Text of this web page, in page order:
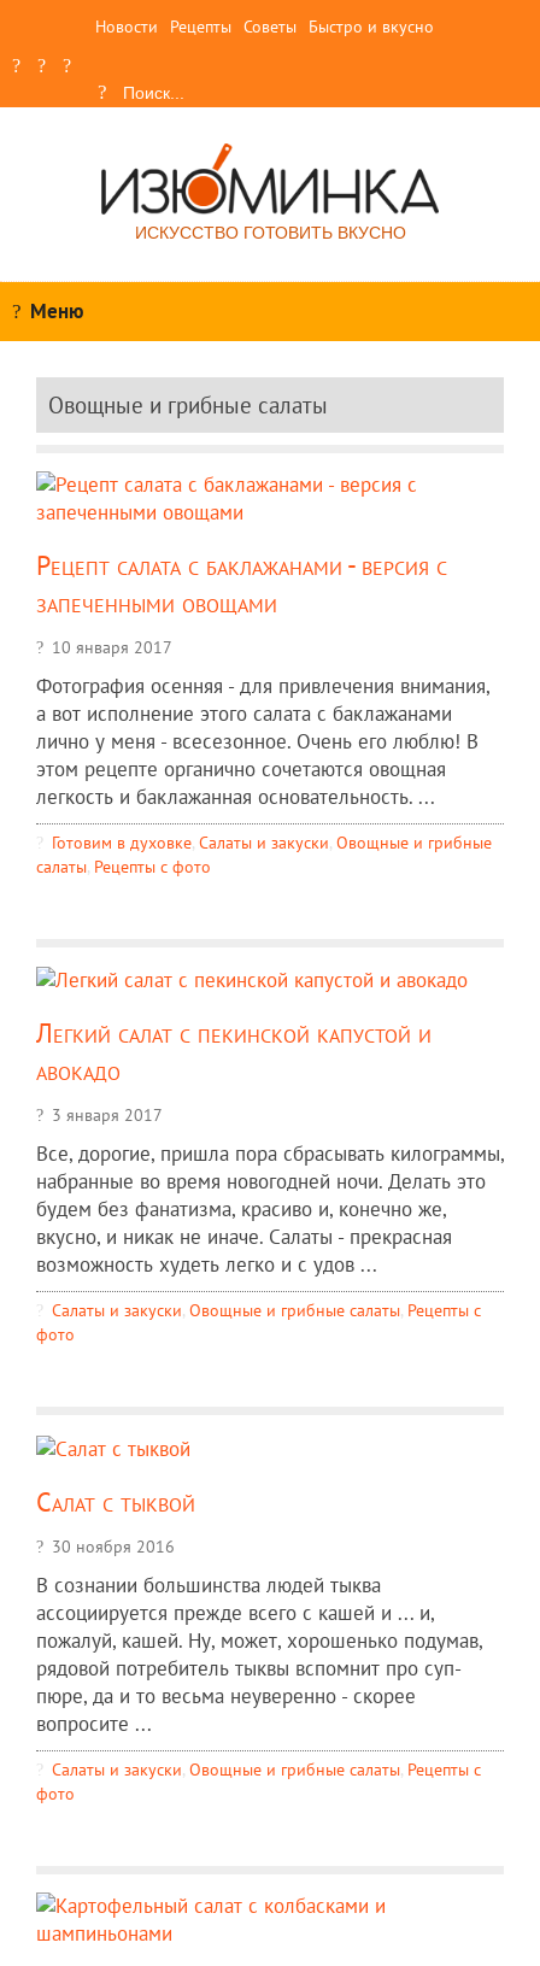
Новости Рецепты Советы Быстро и вкусно
ИСКУССТВО ГОТОВИТЬ ВКУСНО
Меню
Овощные и грибные салаты
Рецепт салата с баклажанами - версия с
запеченными овощами
10 января 2017
Фотография осенняя - для привлечения внимания,
а вот исполнение этого салата с баклажанами
лично у меня - всесезонное. Очень его люблю! В
этом рецепте органично сочетаются овощная
легкость и баклажанная основательность. ...
Готовим в духовке, Салаты и закуски, Овощные и грибные
салаты, Рецепты c фото
Легкий салат с пекинской капустой и
авокадо
3 января 2017
Все, дорогие, пришла пора сбрасывать килограммы,
набранные во время новогодней ночи. Делать это
будем без фанатизма, красиво и, конечно же,
вкусно, и никак не иначе. Салаты - прекрасная
возможность худеть легко и с удов ...
Салаты и закуски, Овощные и грибные салаты, Рецепты c
фото
Салат с тыквой
30 ноября 2016
В сознании большинства людей тыква
ассоциируется прежде всего с кашей и ... и,
пожалуй, кашей. Ну, может, хорошенько подумав,
рядовой потребитель тыквы вспомнит про суп-
пюре, да и то весьма неуверенно - скорее
вопросите ...
Салаты и закуски, Овощные и грибные салаты, Рецепты c
фото